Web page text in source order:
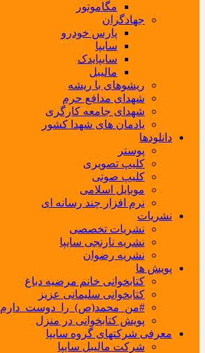
مگاموتور
جهادگران
پارس خودرو
سایپا
سایپایدک
مالیبل
ریشوهای با ریشه
شهدای مدافع حرم
شهدای جامعه کارگری
یادمان های شهدا کشور
دانلودها
پوستر
کلیپ تصویری
کلیپ صوتی
موبایل اسلامی
نرم افزار چند رسانه ای
نشریات
نشریات تخصصی
نشریه نارنجی سایپا
نشریه رضوان
پویش ها
کتابخوانی خانم مرضیه دباغ
کتابخوانی سلیمانی عزیز
#من_محمد(ص)_را_دوست_دارم
پویش کتابخوانی در منزل
معرفی شرکتهای گروه سایپا
شرکت مالیبل سایپا